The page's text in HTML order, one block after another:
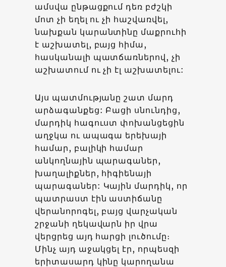
ամսվա ընթացքում դեռ բժշկի
մոտ չի եղել ու չի հաշվառվել,
նախքան կարանտինը մաքրուհի
է աշխատել, բայց հիմա,
հասկանալի պատճառներով, չի
աշխատում ու չի էլ աշխատելու:
Այս պատմությանը շատ մարդ
արձագանքեց: Բացի սնունդից,
մարդիկ հագուստ փոխանցեցին
աղջկա ու ապագա երեխայի
համար, բալիկի համար
անկողնային պարագաներ,
խաղալիքներ, հիգիենայի
պարագաներ: Կային մարդիկ, որ
պատրաստ էին աստիճանը
վերանորոգել, բայց վարչական
շրջանի ղեկավարն իր վրա
վերցրեց այդ հարցի լուծումը։
Մինչ այդ աջակցել էր, որպեսզի
երիտասարդ կինը կարողանա